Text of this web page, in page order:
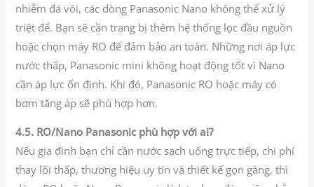
nhiễm đá vôi, các dòng Panasonic Nano không thể xử lý
triệt để. Bạn sẽ cần trang bị thêm hệ thống lọc đầu nguồn
hoặc chọn máy RO để đảm bảo an toàn. Những nơi áp lực
nước thấp, Panasonic mini không hoạt động tốt vì Nano
cần áp lực ổn định. Khi đó, Panasonic RO hoặc máy có
bơm tăng áp sẽ phù hợp hơn.
4.5. RO/Nano Panasonic phù hợp với ai?
Nếu gia đình bạn chỉ cần nước sạch uống trực tiếp, chi phí
thay lõi thấp, thương hiệu uy tín và thiết kế gọn gàng, thì